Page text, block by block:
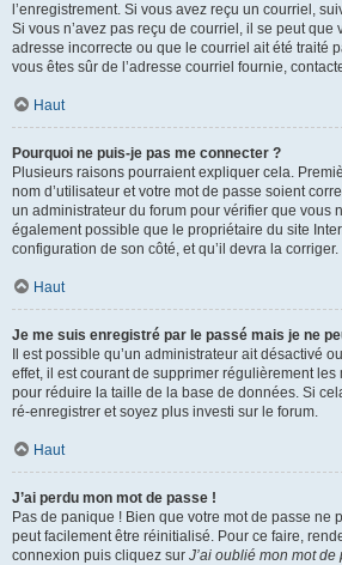
l’enregistrement. Si vous avez reçu un courriel,
Si vous n’avez pas reçu de courriel, il se peut que
adresse incorrecte ou que le courriel ait été traité
vous êtes sûr de l’adresse courriel fournie,
Haut
Pourquoi ne puis-je pas me connecter ?
Plusieurs raisons pourraient expliquer cela.
nom d’utilisateur et votre mot de passe soient
un administrateur du forum pour vérifier que vous
également possible que le propriétaire du site
configuration de son côté, et qu’il devra la corriger.
Haut
Je me suis enregistré par le passé mais je ne
Il est possible qu’un administrateur ait désactivé
effet, il est courant de supprimer régulièrement les
pour réduire la taille de la base de données. Si
ré-enregistrer et soyez plus investi sur le forum.
Haut
J’ai perdu mon mot de passe !
Pas de panique ! Bien que votre mot de passe ne
peut facilement être réinitialisé. Pour ce faire,
connexion puis cliquez sur J’ai oublié mon mot de